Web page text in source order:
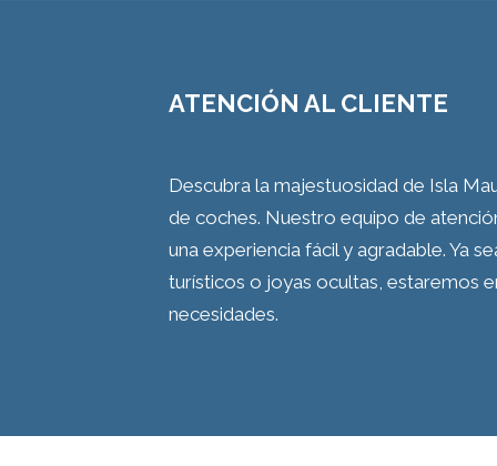
ATENCIÓN AL CLIENTE
Descubra la majestuosidad de Isla
de coches. Nuestro equipo de
una experiencia fácil y agradable. Ya
turísticos o joyas ocultas, estaremos
necesidades.